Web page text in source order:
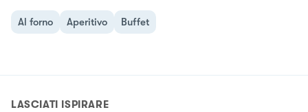
Al forno Aperitivo Buffet
LASCIATI ISPIRARE